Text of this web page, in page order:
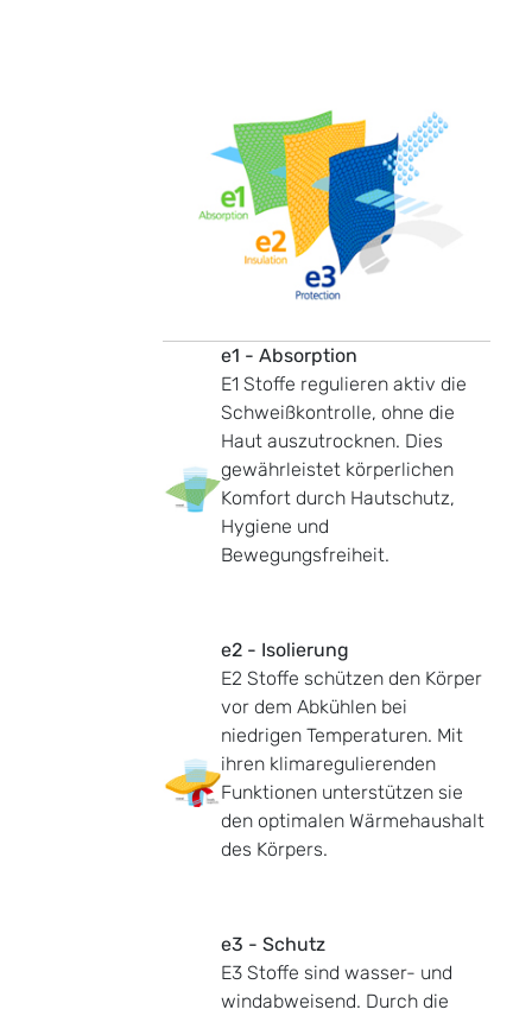
e1 - Absorption
E1 Stoffe regulieren aktiv die
Schweißkontrolle, ohne die
Haut auszutrocknen. Dies
gewährleistet körperlichen
Komfort durch Hautschutz,
Hygiene und
Bewegungsfreiheit.
e2 - Isolierung
E2 Stoffe schützen den Körper
vor dem Abkühlen bei
niedrigen Temperaturen. Mit
ihren klimaregulierenden
Funktionen unterstützen sie
den optimalen Wärmehaushalt
des Körpers.
e3 - Schutz
E3 Stoffe sind wasser- und
windabweisend. Durch die